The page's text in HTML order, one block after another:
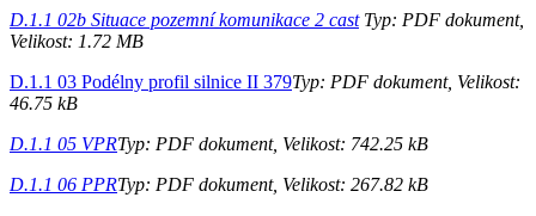
D.1.1 02b Situace pozemní komunikace 2 castTyp: PDF dokument,
Velikost: 1.72 MB
D.1.1 03 Podélny profil silnice II 379Typ: PDF dokument, Velikost:
46.75 kB
D.1.1 05 VPRTyp: PDF dokument, Velikost: 742.25 kB
D.1.1 06 PPRTyp: PDF dokument, Velikost: 267.82 kB